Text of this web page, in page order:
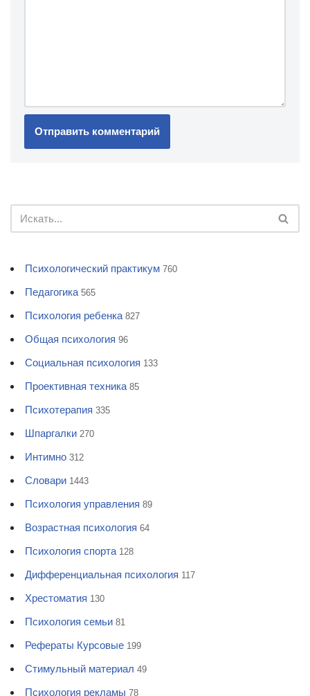
Психологический практикум 760
Педагогика 565
Психология ребенка 827
Общая психология 96
Социальная психология 133
Проективная техника 85
Психотерапия 335
Шпаргалки 270
Интимно 312
Словари 1443
Психология управления 89
Возрастная психология 64
Психология спорта 128
Дифференциальная психология 117
Хрестоматия 130
Психология семьи 81
Рефераты Курсовые 199
Стимульный материал 49
Психология рекламы 78